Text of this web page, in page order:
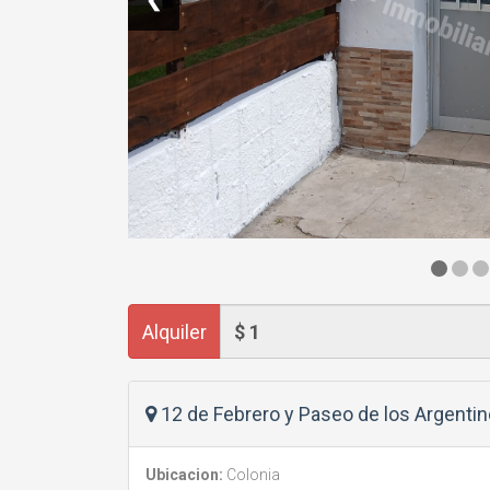
Alquiler
12 de Febrero y Paseo de los
Ubicacion: Colonia